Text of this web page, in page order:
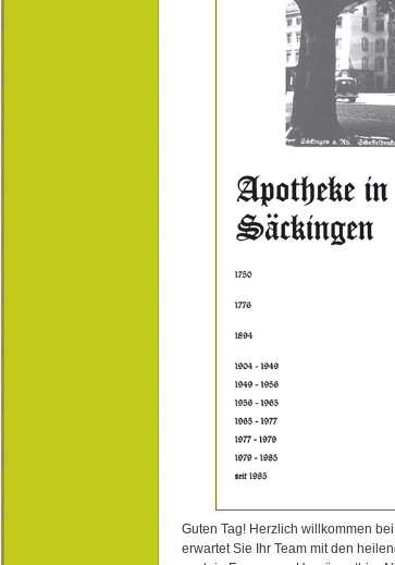
Guten Tag! Herzlich willkommen
erwartet Sie Ihr Team mit den